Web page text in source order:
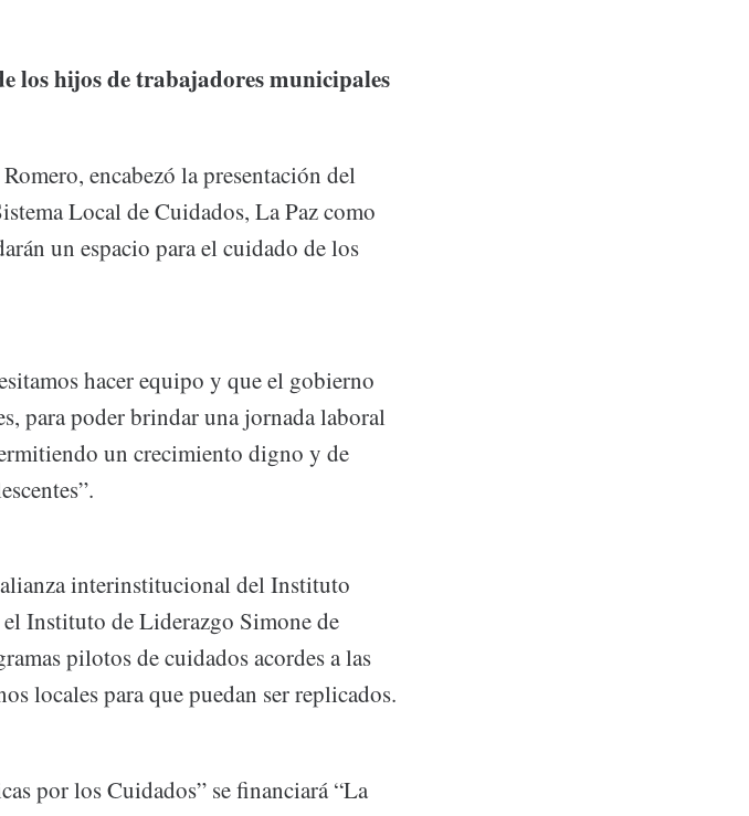
los hijos de trabajadores municipales
encabezó la presentación del
Local de Cuidados, La Paz como
un espacio para el cuidado de los
hacer equipo y que el gobierno
para poder brindar una jornada laboral
un crecimiento digno y de
interinstitucional del Instituto
Instituto de Liderazgo Simone de
pilotos de cuidados acordes a las
locales para que puedan ser replicados.
por los Cuidados” se financiará “La